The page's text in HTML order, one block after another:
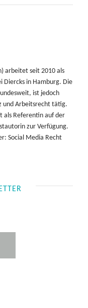
arbeitet seit 2010 als
Diercks in Hamburg. Die
ist jedoch
und Arbeitsrecht tätig.
als Referentin auf der
zur Verfügung.
Social Media Recht